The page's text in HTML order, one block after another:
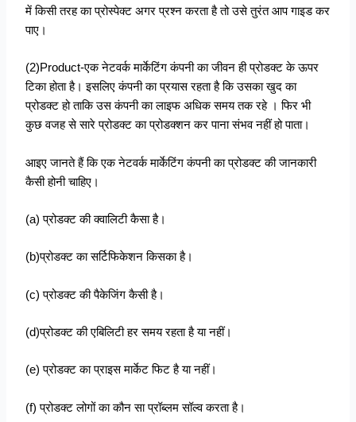
में किसी तरह का प्रोस्पेक्ट अगर प्रश्न करता है तो उसे तुरंत आप गाइड कर
पाए।
(2)Product-एक नेटवर्क मार्केटिंग कंपनी का जीवन ही प्रोडक्ट के ऊपर
टिका होता है। इसलिए कंपनी का प्रयास रहता है कि उसका खुद का
प्रोडक्ट हो ताकि उस कंपनी का लाइफ अधिक समय तक रहे । फिर भी
कुछ वजह से सारे प्रोडक्ट का प्रोडक्शन कर पाना संभव नहीं हो पाता।
आइए जानते हैं कि एक नेटवर्क मार्केटिंग कंपनी का प्रोडक्ट की जानकारी
कैसी होनी चाहिए।
(a) प्रोडक्ट की क्वालिटी कैसा है।
(b)प्रोडक्ट का सर्टिफिकेशन किसका है।
(c) प्रोडक्ट की पैकेजिंग कैसी है।
(d)प्रोडक्ट की एबिलिटी हर समय रहता है या नहीं।
(e) प्रोडक्ट का प्राइस मार्केट फिट है या नहीं।
(f) प्रोडक्ट लोगों का कौन सा प्रॉब्लम सॉल्व करता है।